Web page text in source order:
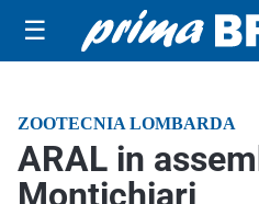
☰
ZOOTECNIA LOMBARDA
ARAL in
Montichiari